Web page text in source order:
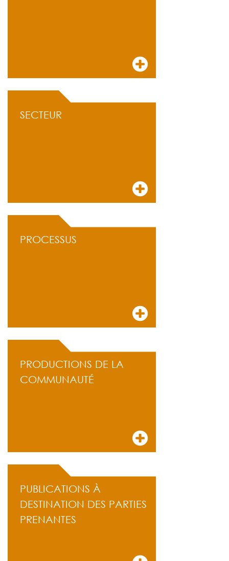
SECTEUR
PROCESSUS
PRODUCTIONS DE LA
COMMUNAUTÉ
PUBLICATIONS À
DESTINATION DES PARTIES
PRENANTES